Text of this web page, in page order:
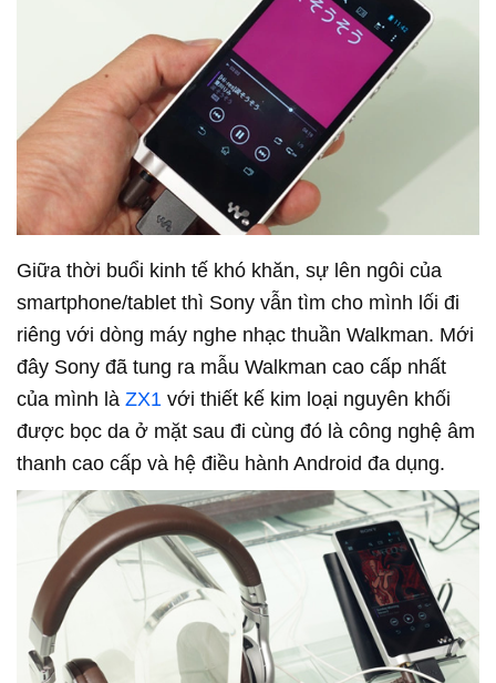
Giữa thời buổi kinh tế khó khăn, sự lên ngôi của
smartphone/tablet thì Sony vẫn tìm cho mình lối đi
riêng với dòng máy nghe nhạc thuần Walkman. Mới
đây Sony đã tung ra mẫu Walkman cao cấp nhất
của mình là ZX1 với thiết kế kim loại nguyên khối
được bọc da ở mặt sau đi cùng đó là công nghệ âm
thanh cao cấp và hệ điều hành Android đa dụng.